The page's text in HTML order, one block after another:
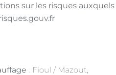
sur les risques auxquels
Fioul / Mazout,